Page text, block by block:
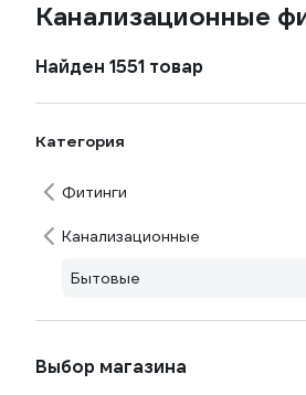
Канализационные
Найден 1551 товар
Категория
Фитинги
Канализационные
Бытовые
Выбор магазина